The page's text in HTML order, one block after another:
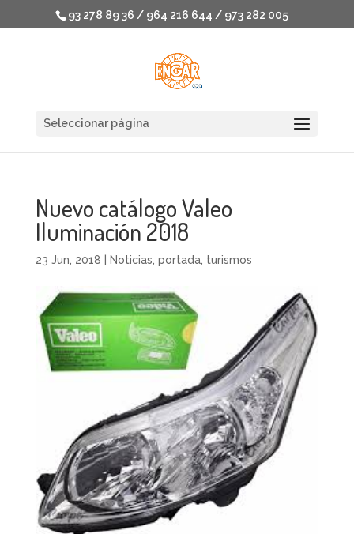
93 278 89 36 / 964 216 644 / 973 282 005
Seleccionar página
Nuevo catálogo Valeo
Iluminación 2018
23 Jun, 2018 Noticias portada, turismos